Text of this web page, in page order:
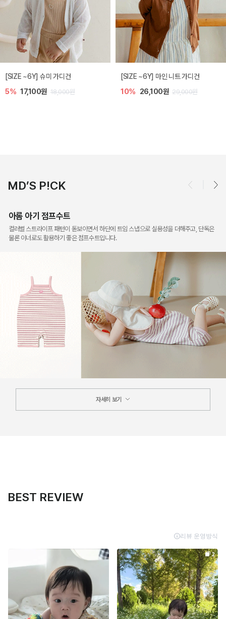
밀라 아기 점프수트
10% 30,600원 34,000원
밀라 아기 셋업
20% 35,200원 44,000원
MD’S P!CK
아롬 아기 점프수트
컬러별 스트라이프 패턴이 돋보이면서 하단에 트임 스냅으로 실용성을 더해주고, 단독은
물론 이너로도 활용하기 좋은 점프수트입니다.
자세히 보기
BEST REVIEW